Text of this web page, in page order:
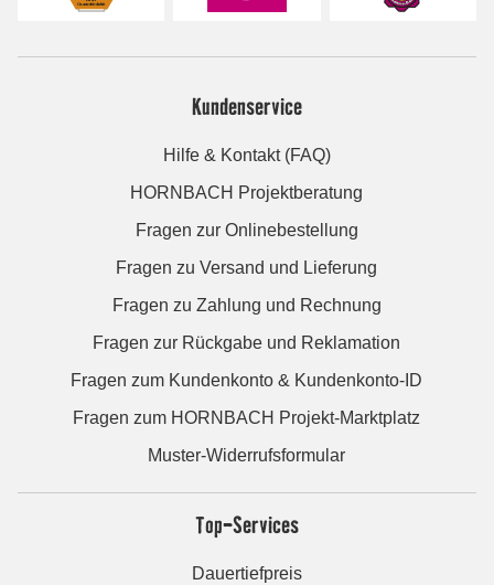
Kundenservice
Hilfe & Kontakt (FAQ)
HORNBACH Projektberatung
Fragen zur Onlinebestellung
Fragen zu Versand und Lieferung
Fragen zu Zahlung und Rechnung
Fragen zur Rückgabe und Reklamation
Fragen zum Kundenkonto & Kundenkonto-ID
Fragen zum HORNBACH Projekt-Marktplatz
Muster-Widerrufsformular
Top-Services
Dauertiefpreis